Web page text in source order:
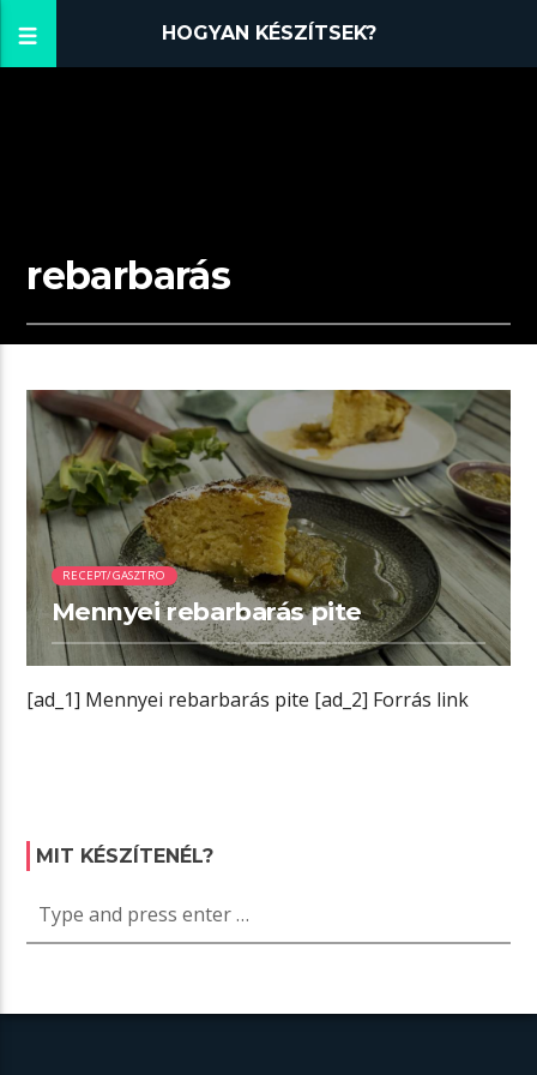
HOGYAN KÉSZÍTSEK?
rebarbarás
00:03 READ TIME
RECEPT/GASZTRO
Mennyei rebarbarás pite
[ad_1] Mennyei rebarbarás pite [ad_2] Forrás link
MIT KÉSZÍTENÉL?